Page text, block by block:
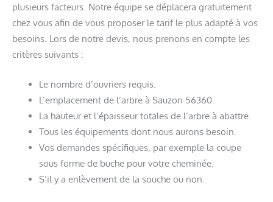
plusieurs facteurs. Notre équipe se déplacera gratuitement
chez vous afin de vous proposer le tarif le plus adapté à vos
besoins. Lors de notre devis, nous prenons en compte les
critères suivants :
Le nombre d’ouvriers requis.
L’emplacement de l’arbre à Sauzon 56360.
La hauteur et l’épaisseur totales de l’arbre à abattre.
Tous les équipements dont nous aurons besoin.
Vos demandes spécifiques, par exemple la coupe
sous forme de buche pour votre cheminée.
S’il y a enlèvement de la souche ou non.